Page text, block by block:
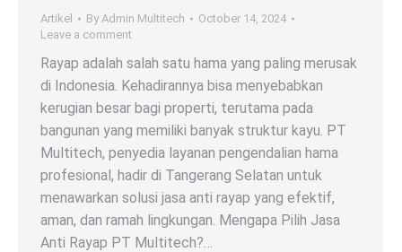
Artikel By Admin Multitech
October 14, 2024
Leave a comment
Rayap adalah salah satu hama yang paling merusak
di Indonesia. Kehadirannya bisa menyebabkan
kerugian besar bagi properti, terutama pada
bangunan yang memiliki banyak struktur kayu. PT
Multitech, penyedia layanan pengendalian hama
profesional, hadir di Tangerang Selatan untuk
menawarkan solusi jasa anti rayap yang efektif,
aman, dan ramah lingkungan. Mengapa Pilih Jasa
Anti Rayap PT Multitech?…